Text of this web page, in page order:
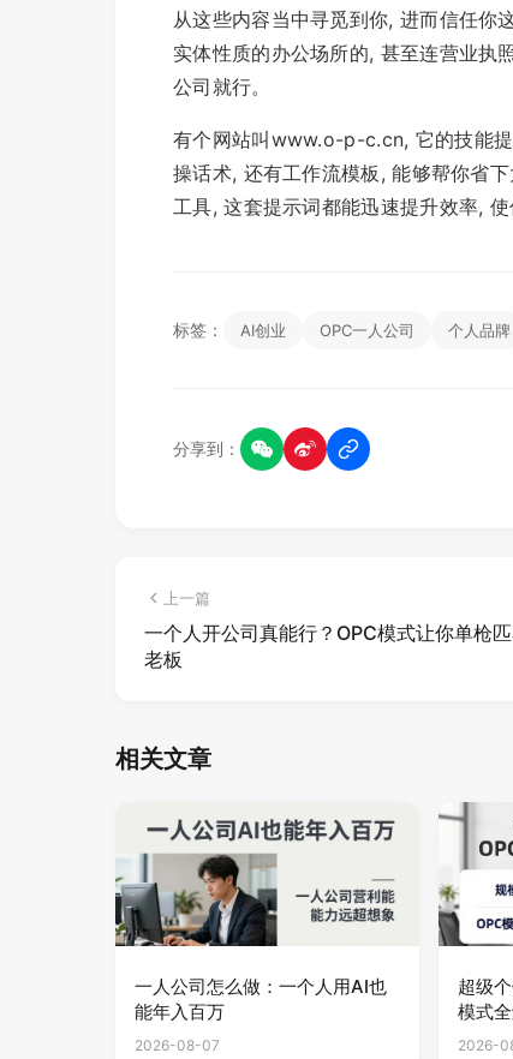
从这些内容当中寻觅到你, 进而信任你
实体性质的办公场所的, 甚至连营业执
公司就行。
有个网站叫www.o-p-c.cn, 它的技能
操话术, 还有工作流模板, 能够帮你省
工具, 这套提示词都能迅速提升效率,
标签： AI创业 OPC一人公司 个人品牌
分享到：
上一篇
一个人开公司真能行？OPC模式让你单枪
老板
相关文章
一人公司怎么做：一个人用AI也
能年入百万
2026-08-07
超级
模式
2026-